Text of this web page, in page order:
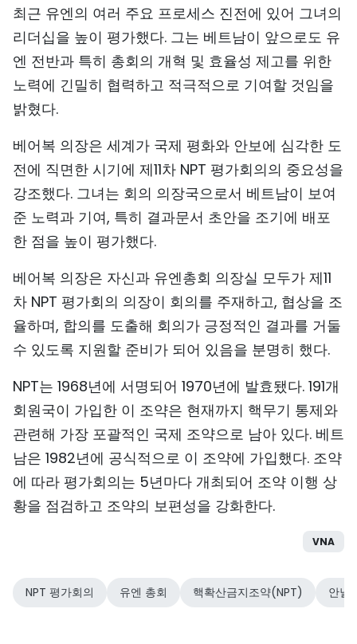
中文
FRANÇAIS
ESPAÑOL
최근 유엔의 여러 주요 프로세스 진전에 있어 그녀의
리더십을 높이 평가했다. 그는 베트남이 앞으로도 유
엔 전반과 특히 총회의 개혁 및 효율성 제고를 위한
노력에 긴밀히 협력하고 적극적으로 기여할 것임을
밝혔다.
베어복 의장은 세계가 국제 평화와 안보에 심각한 도
전에 직면한 시기에 제11차 NPT 평가회의의 중요성을
강조했다. 그녀는 회의 의장국으로서 베트남이 보여
준 노력과 기여, 특히 결과문서 초안을 조기에 배포
한 점을 높이 평가했다.
베어복 의장은 자신과 유엔총회 의장실 모두가 제11
차 NPT 평가회의 의장이 회의를 주재하고, 협상을 조
율하며, 합의를 도출해 회의가 긍정적인 결과를 거둘
수 있도록 지원할 준비가 되어 있음을 분명히 했다.
NPT는 1968년에 서명되어 1970년에 발효됐다. 191개
회원국이 가입한 이 조약은 현재까지 핵무기 통제와
관련해 가장 포괄적인 국제 조약으로 남아 있다. 베트
남은 1982년에 공식적으로 이 조약에 가입했다. 조약
에 따라 평가회의는 5년마다 개최되어 조약 이행 상
황을 점검하고 조약의 보편성을 강화한다.
VNA
NPT 평가회의 유엔 총회 핵확산금지조약(NPT) 안날